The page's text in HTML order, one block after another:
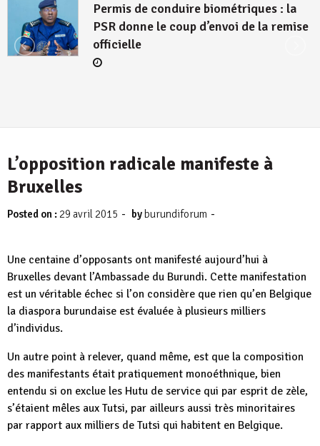
Permis de conduire biométriques : la
PSR donne le coup d’envoi de la remise
officielle
L’opposition radicale manifeste à
Bruxelles
Posted on : 29 avril 2015 - by burundiforum -
Une centaine d’opposants ont manifesté aujourd’hui à
Bruxelles devant l’Ambassade du Burundi. Cette manifestation
est un véritable échec si l’on considère que rien qu’en Belgique
la diaspora burundaise est évaluée à plusieurs milliers
d’individus.
Un autre point à relever, quand même, est que la composition
des manifestants était pratiquement monoéthnique, bien
entendu si on exclue les Hutu de service qui par esprit de zèle,
s’étaient mêles aux Tutsi, par ailleurs aussi très minoritaires
par rapport aux milliers de Tutsi qui habitent en Belgique.